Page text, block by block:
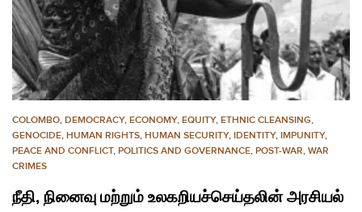
COLOMBO, DEMOCRACY, ECONOMY, EQUITY, ETHNIC CLEANSING,
GENOCIDE, HUMAN RIGHTS, HUMAN SECURITY, IDENTITY, IMPUNITY,
PEACE AND CONFLICT, POLITICS AND GOVERNANCE, POST-WAR, WAR
CRIMES
நீதி, நினைவு மற்றும் உலகறியச்செய்தலின் அரசியல்